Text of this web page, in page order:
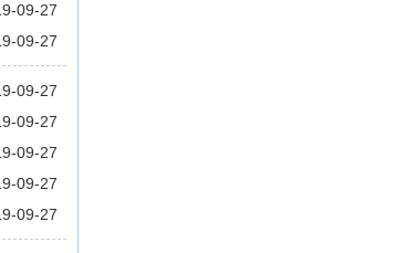
09-27
09-27
09-27
09-27
09-27
09-27
09-27